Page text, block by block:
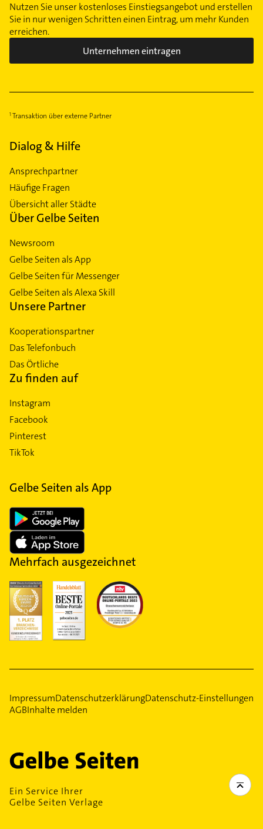
Nutzen Sie unser kostenloses Einstiegsangebot und erstellen
Sie in nur wenigen Schritten einen Eintrag, um mehr Kunden
erreichen.
Unternehmen eintragen
Transaktion über externe Partner
Dialog & Hilfe
Ansprechpartner
Häufige Fragen
Übersicht aller Städte
Über Gelbe Seiten
Newsroom
Gelbe Seiten als App
Gelbe Seiten für Messenger
Gelbe Seiten als Alexa Skill
Unsere Partner
Kooperationspartner
Das Telefonbuch
Das Örtliche
Zu finden auf
Instagram
Facebook
Pinterest
TikTok
Gelbe Seiten als App
Mehrfach ausgezeichnet
ImpressumDatenschutzerklärungDatenschutz-Einstellungen
AGBInhalte melden
Ein Service Ihrer
Gelbe Seiten Verlage